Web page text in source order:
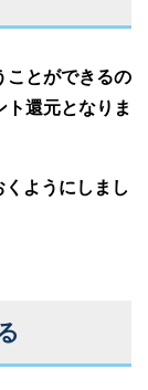
ことができるの
還元となりま
ようにしまし